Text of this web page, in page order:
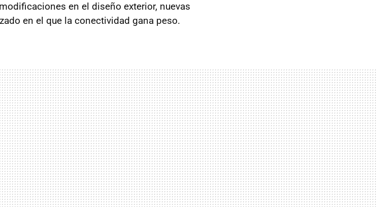
en el diseño exterior, nuevas
en el que la conectividad gana peso.